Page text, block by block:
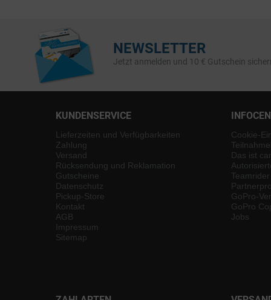
NEWSLETTER
Jetzt anmelden und 10 € Gutschein
KUNDENSERVICE
Lieferzeiten und Verfügbarkeiten
Zahlung
Versand
Rücksendung und Reklamation
Gutscheine
Datenschutz
Pickup-Store
Kontakt
AGB
Impressum
Sitemap
Cookie-
Das ist
Teamrider
GoPro-
GoPro
Jobs